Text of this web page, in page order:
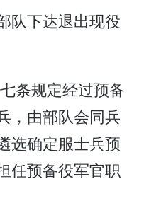
队下达退出现役
条规定经过预备
，由部队会同兵
选确定服士兵预
任预备役军官职